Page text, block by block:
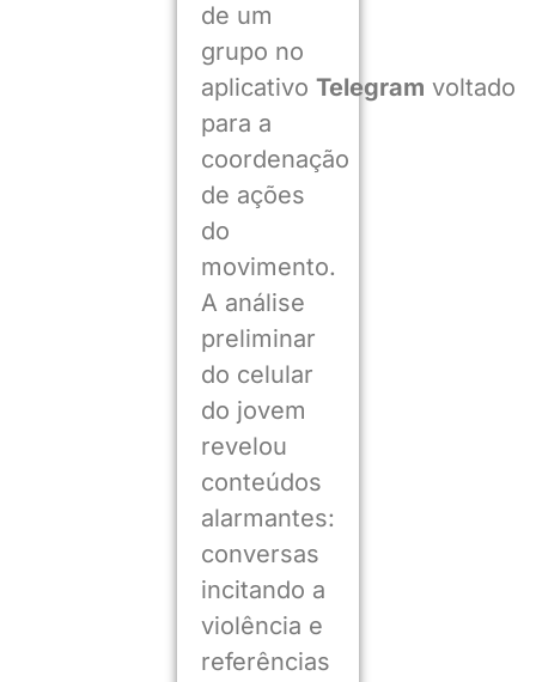
de um
grupo no
aplicativo Telegram voltado
para a
coordenação
de ações
do
movimento.
A análise
preliminar
do celular
do jovem
revelou
conteúdos
alarmantes:
conversas
incitando a
violência e
referências